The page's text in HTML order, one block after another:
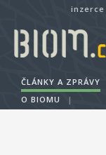
ČLÁNKY A ZPRÁVY
O BIOMU
|